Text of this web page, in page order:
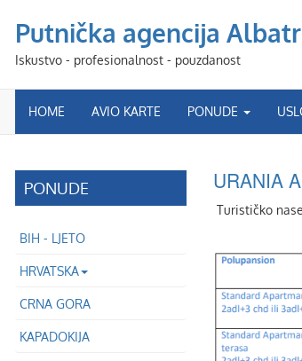
Putnička agencija
Iskustvo - profesionalnost - pouzdanost
HOME AVIO KARTE PONUDE
URANIA
Turističko
PONUDE
BIH - LJETO
HRVATSKA
CRNA GORA
KAPADOKIJA